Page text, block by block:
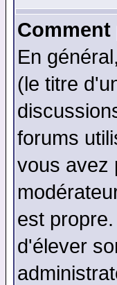
En
(le titre
forums
vous avez
est
d'élever